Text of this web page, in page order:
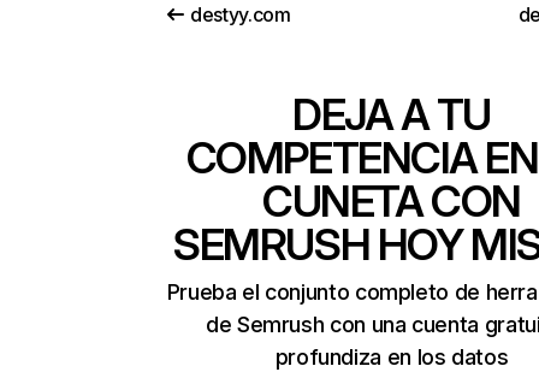
destyy.com
DEJA A TU
COMPETENCIA
CUNETA CON
SEMRUSH HOY
Prueba el conjunto completo de
de Semrush con una cuenta
profundiza en los datos